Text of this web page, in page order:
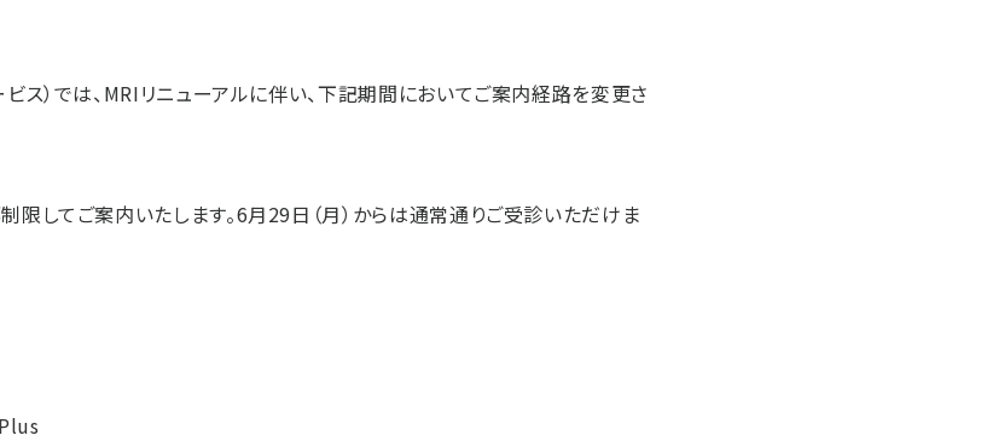
ス）では、MRIリニューアルに伴い、下記期間においてご案内経路を変更さ
してご案内いたします。6月29日（月）からは通常通りご受診いただけま